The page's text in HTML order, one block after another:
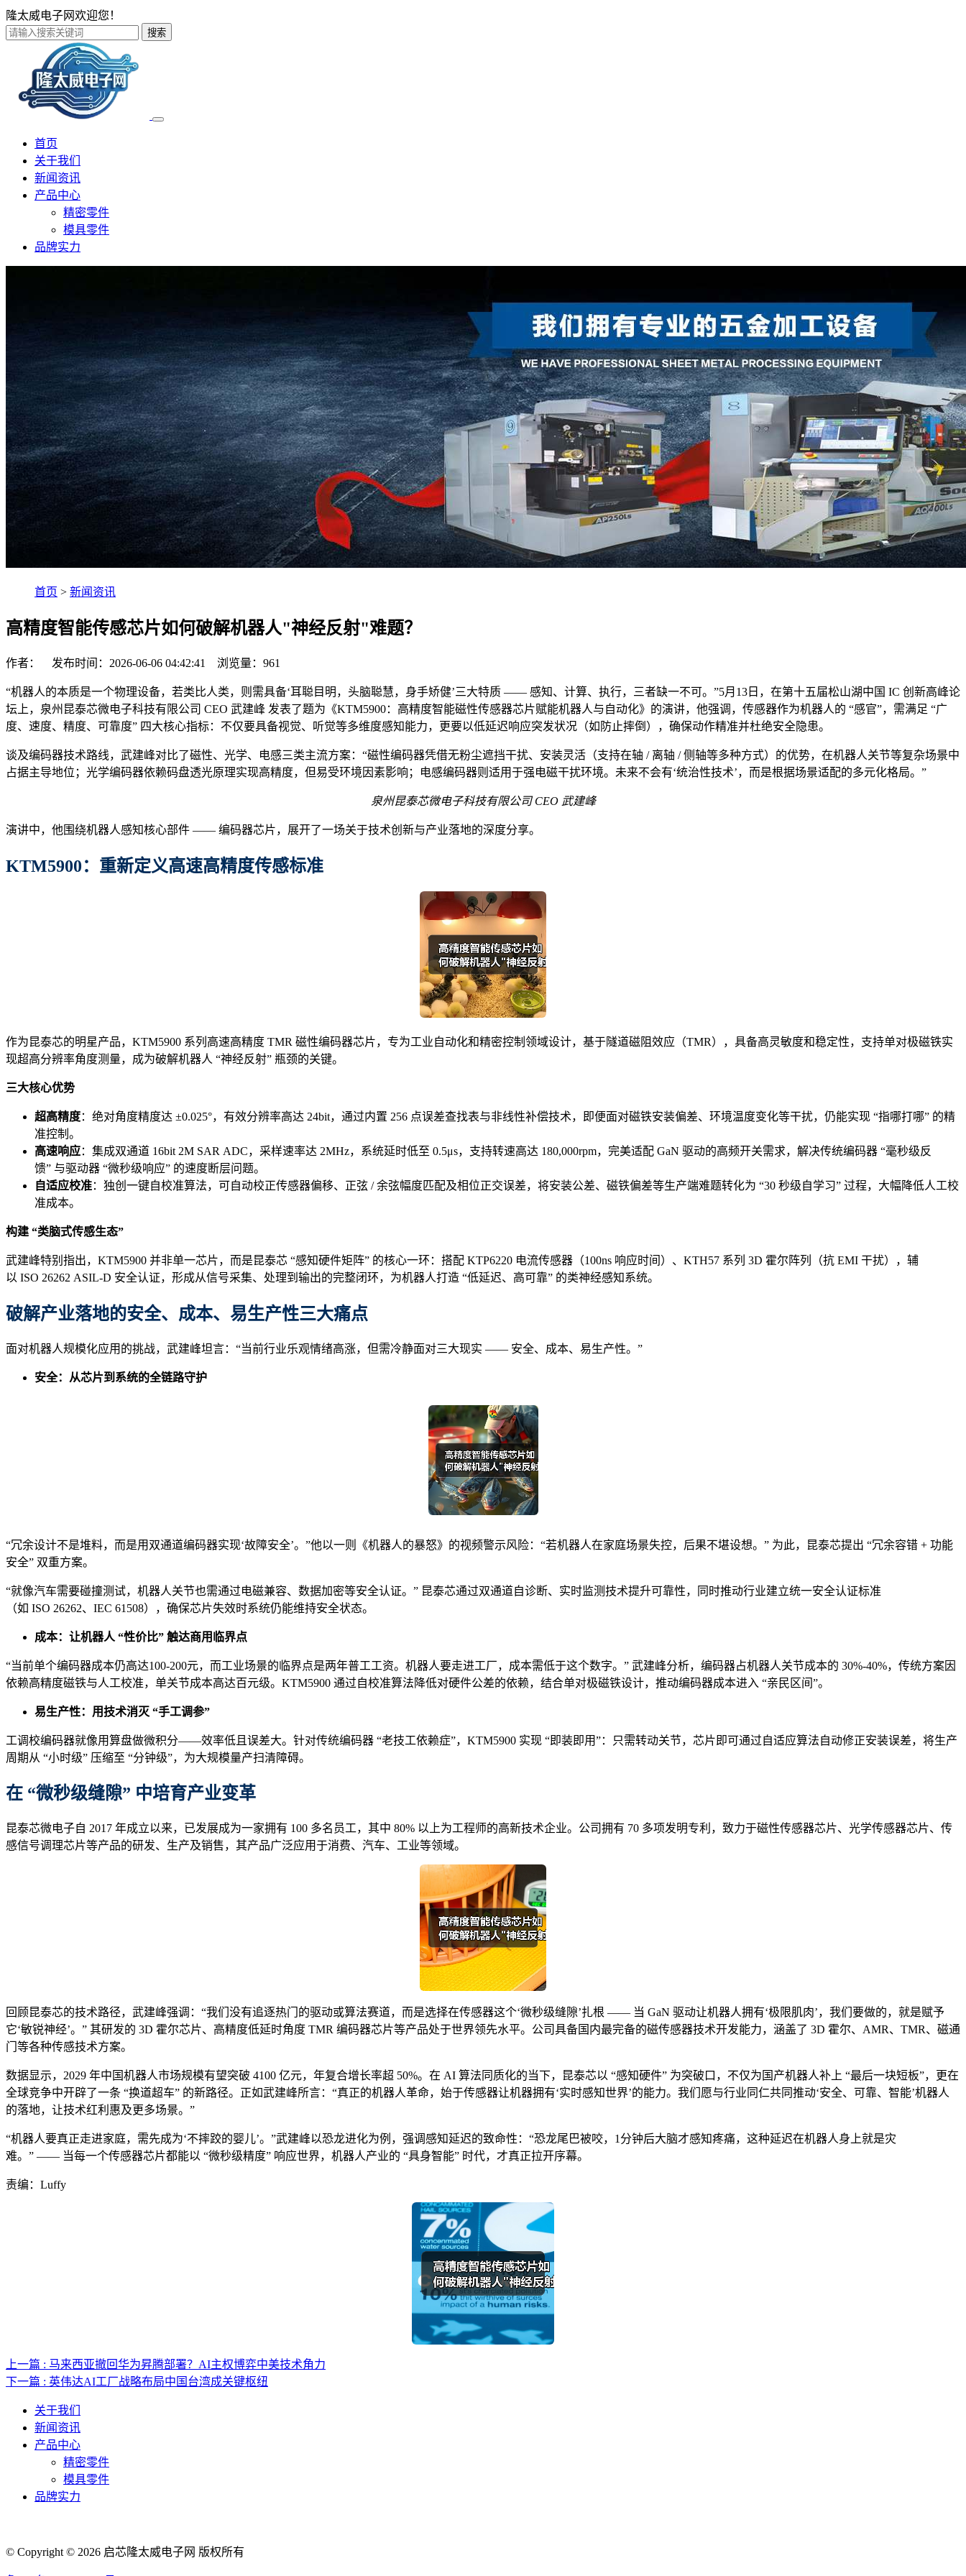
隆太威电子网欢迎您！
搜索
首页
关于我们
新闻资讯
产品中心
精密零件
模具零件
品牌实力
首页 > 新闻资讯
高精度智能传感芯片如何破解机器人"神经反射"难题？
作者： 发布时间：2026-06-06 04:42:41 浏览量： 961
“机器人的本质是一个物理设备，若类比人类，则需具备‘耳聪目明，头脑聪慧，身手矫健’三大特质 —— 感知、计算、执行，三者缺一不可。”5月13日，在第十五届松山湖中国 IC 创新高峰论
坛上，泉州昆泰芯微电子科技有限公司 CEO 武建峰 发表了题为《KTM5900：高精度智能磁性传感器芯片赋能机器人与自动化》的演讲，他强调，传感器作为机器人的 “感官”，需满足 “广
度、速度、精度、可靠度” 四大核心指标：不仅要具备视觉、听觉等多维度感知能力，更要以低延迟响应突发状况（如防止摔倒），确保动作精准并杜绝安全隐患。
谈及编码器技术路线，武建峰对比了磁性、光学、电感三类主流方案：“磁性编码器凭借无粉尘遮挡干扰、安装灵活（支持在轴 / 离轴 / 侧轴等多种方式）的优势，在机器人关节等复杂场景中
占据主导地位；光学编码器依赖码盘透光原理实现高精度，但易受环境因素影响；电感编码器则适用于强电磁干扰环境。未来不会有‘统治性技术’，而是根据场景适配的多元化格局。”
泉州昆泰芯微电子科技有限公司 CEO 武建峰
演讲中，他围绕机器人感知核心部件 —— 编码器芯片，展开了一场关于技术创新与产业落地的深度分享。
KTM5900：重新定义高速高精度传感标准
作为昆泰芯的明星产品，KTM5900 系列高速高精度 TMR 磁性编码器芯片，专为工业自动化和精密控制领域设计，基于隧道磁阻效应（TMR），具备高灵敏度和稳定性，支持单对极磁铁实
现超高分辨率角度测量，成为破解机器人 “神经反射” 瓶颈的关键。
三大核心优势
超高精度：绝对角度精度达 ±0.025°，有效分辨率高达 24bit，通过内置 256 点误差查找表与非线性补偿技术，即便面对磁铁安装偏差、环境温度变化等干扰，仍能实现 “指哪打哪” 的精
准控制。
高速响应：集成双通道 16bit 2M SAR ADC，采样速率达 2MHz，系统延时低至 0.5μs，支持转速高达 180,000rpm，完美适配 GaN 驱动的高频开关需求，解决传统编码器 “毫秒级反
馈” 与驱动器 “微秒级响应” 的速度断层问题。
自适应校准：独创一键自校准算法，可自动校正传感器偏移、正弦 / 余弦幅度匹配及相位正交误差，将安装公差、磁铁偏差等生产端难题转化为 “30 秒级自学习” 过程，大幅降低人工校
准成本。
构建 “类脑式传感生态”
武建峰特别指出，KTM5900 并非单一芯片，而是昆泰芯 “感知硬件矩阵” 的核心一环：搭配 KTP6220 电流传感器（100ns 响应时间）、KTH57 系列 3D 霍尔阵列（抗 EMI 干扰），辅
以 ISO 26262 ASIL-D 安全认证，形成从信号采集、处理到输出的完整闭环，为机器人打造 “低延迟、高可靠” 的类神经感知系统。
破解产业落地的安全、成本、易生产性三大痛点
面对机器人规模化应用的挑战，武建峰坦言：“当前行业乐观情绪高涨，但需冷静面对三大现实 —— 安全、成本、易生产性。”
安全：从芯片到系统的全链路守护
“冗余设计不是堆料，而是用双通道编码器实现‘故障安全’。”他以一则《机器人的暴怒》的视频警示风险：“若机器人在家庭场景失控，后果不堪设想。” 为此，昆泰芯提出 “冗余容错 + 功能
安全” 双重方案。
“就像汽车需要碰撞测试，机器人关节也需通过电磁兼容、数据加密等安全认证。” 昆泰芯通过双通道自诊断、实时监测技术提升可靠性，同时推动行业建立统一安全认证标准
（如 ISO 26262、IEC 61508），确保芯片失效时系统仍能维持安全状态。
成本：让机器人 “性价比” 触达商用 临界点
“当前单个编码器成本仍高达100-200元，而工业场景的临界点是两年普工工资。机器人要走进工厂，成本需低于这个数字。” 武建峰分析，编码器占机器人关节成本的 30%-40%，传统方案因
依赖高精度磁铁与人工校准，单关节成本高达百元级。KTM5900 通过自校准算法降低对硬件公差的依赖，结合单对极磁铁设计，推动编码器成本进入 “亲民区间”。
易生产性：用技术消灭 “手工调参”
工调校编码器就像用算盘做微积分——效率低且误差大。针对传统编码器 “老技工依赖症”，KTM5900 实现 “即装即用”：只需转动关节，芯片即可通过自适应算法自动修正安装误差，将生产
周期从 “小时级” 压缩至 “分钟级”，为大规模量产扫清障碍。
在 “微秒级缝隙” 中培育产业变革
昆泰芯微电子自 2017 年成立以来，已发展成为一家拥有 100 多名员工，其中 80% 以上为工程师的高新技术企业。公司拥有 70 多项发明专利，致力于磁性传感器芯片、光学传感器芯片、传
感信号调理芯片等产品的研发、生产及销售，其产品广泛应用于消费、汽车、工业等领域。
回顾昆泰芯的技术路径，武建峰强调：“我们没有追逐热门的驱动或算法赛道，而是选择在传感器这个‘微秒级缝隙’扎根 —— 当 GaN 驱动让机器人拥有‘极限肌肉’，我们要做的，就是赋予
它‘敏锐神经’。” 其研发的 3D 霍尔芯片、高精度低延时角度 TMR 编码器芯片等产品处于世界领先水平。公司具备国内最完备的磁传感器技术开发能力，涵盖了 3D 霍尔、AMR、TMR、磁通
门等各种传感技术方案。
数据显示，2029 年中国机器人市场规模有望突破 4100 亿元，年复合增长率超 50%。在 AI 算法同质化的当下，昆泰芯以 “感知硬件” 为突破口，不仅为国产机器人补上 “最后一块短板”，更在
全球竞争中开辟了一条 “换道超车” 的新路径。正如武建峰所言：“真正的机器人革命，始于传感器让机器拥有‘实时感知世界’的能力。我们愿与行业同仁共同推动‘安全、可靠、智能’机器人
的落地，让技术红利惠及更多场景。”
“机器人要真正走进家庭，需先成为‘不摔跤的婴儿’。”武建峰以恐龙进化为例，强调感知延迟的致命性：“恐龙尾巴被咬，1分钟后大脑才感知疼痛，这种延迟在机器人身上就是灾
难。” —— 当每一个传感器芯片都能以 “微秒级精度” 响应世界，机器人产业的 “具身智能” 时代，才真正拉开序幕。
责编：Luffy
上一篇 : 马来西亚撤回华为昇腾部署？AI主权博弈中美技术角力
下一篇 : 英伟达AI工厂战略布局中国台湾成关键枢纽
关于我们
新闻资讯
产品中心
精密零件
模具零件
品牌实力
© Copyright © 2026 启芯隆太威电子网 版权所有